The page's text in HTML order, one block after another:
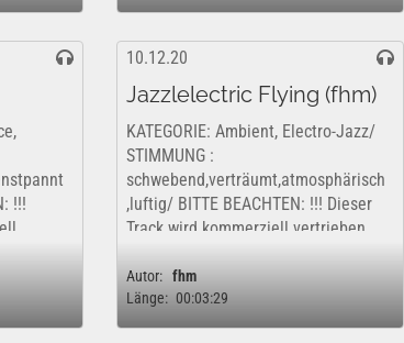
!!!
eine
10.12.20
Jazzlelectric Flying (fhm)
KATEGORIE: Ambient, Electro-Jazz/
STIMMUNG :
schwebend,verträumt,atmosphärisch
,luftig/ BITTE BEACHTEN: !!! Dieser
Track wird kommerziell vertrieben.
kostenfrei und rechtlich für eine rein
private,...
Autor: fhm
Länge: 00:03:29